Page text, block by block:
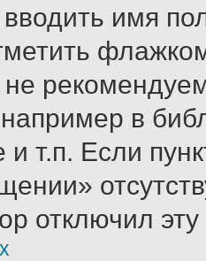
имя
в
и т.п. Если
отключил